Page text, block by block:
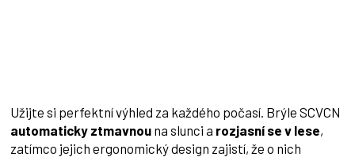
Užijte si perfektní výhled za každého počasí. Brýle SCVCN
automaticky ztmavnou na slunci a rozjasní se v lese,
zatímco jejich ergonomický design zajistí, že o nich